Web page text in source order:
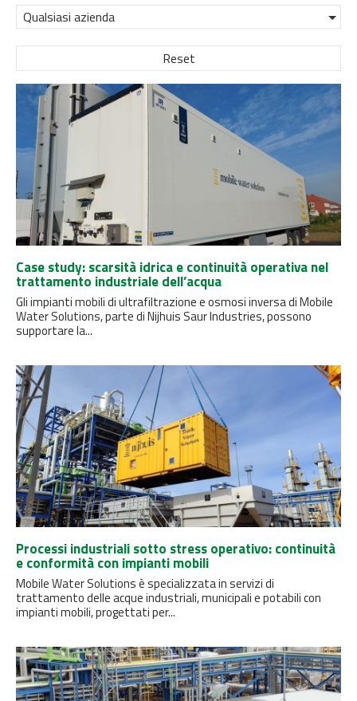
Qualsiasi azienda
Reset
Case study: scarsità idrica e continuità operativa nel
trattamento industriale dell’acqua
Gli impianti mobili di ultrafiltrazione e osmosi inversa di Mobile
Water Solutions, parte di Nijhuis Saur Industries, possono
supportare la...
Processi industriali sotto stress operativo: continuità
e conformità con impianti mobili
Mobile Water Solutions è specializzata in servizi di
trattamento delle acque industriali, municipali e potabili con
impianti mobili, progettati per...